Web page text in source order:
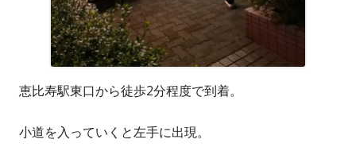
恵比寿駅東口から徒歩2分程度で到着。
小道を入っていくと左手に出現。